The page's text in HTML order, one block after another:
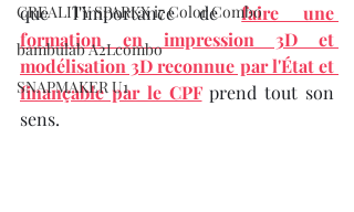
CREALITY SPARKX i7 Color Combo
bambulab A2Lcombo
SNAPMAKER U1
que l'importance de faire une
formation en impression 3D et
modélisation 3D reconnue par l'État et
finançable par le CPF prend tout son
sens.